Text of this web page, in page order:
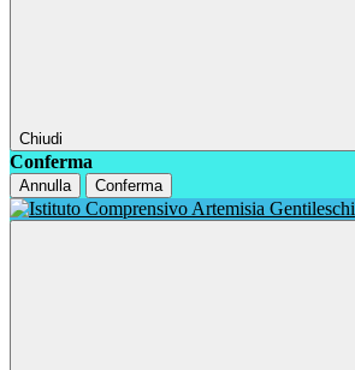
Chiudi
Conferma
Annulla Conferma